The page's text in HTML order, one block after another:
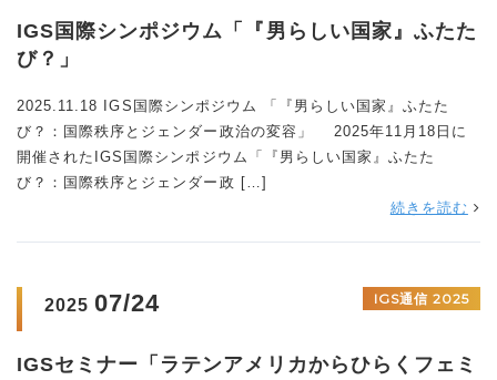
IGS国際シンポジウム「『男らしい国家』ふたた
び？」
2025.11.18 IGS国際シンポジウム 「『男らしい国家』ふたた
び？：国際秩序とジェンダー政治の変容」 2025年11月18日に
開催されたIGS国際シンポジウム「『男らしい国家』ふたた
び？：国際秩序とジェンダー政 […]
続きを読む
202507/24 IGS通信 2025
IGSセミナー「ラテンアメリカからひらくフェミ